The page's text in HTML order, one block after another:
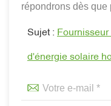
répondrons dès que
Sujet :
d'énergie solaire